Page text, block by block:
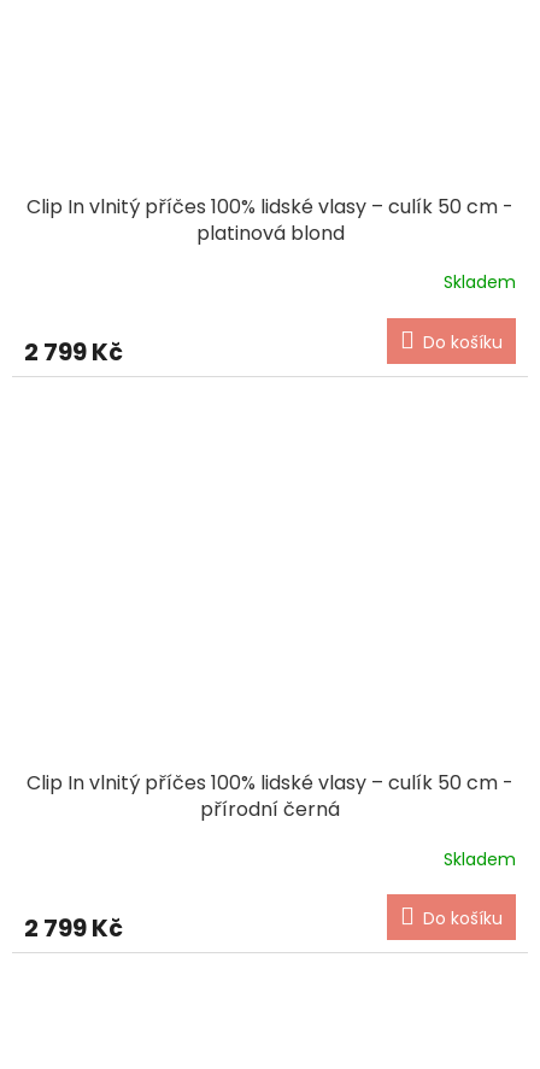
Clip In vlnitý příčes 100% lidské vlasy – culík 50 cm -
platinová blond
Skladem
2 799 Kč Do košíku
Clip In vlnitý příčes 100% lidské vlasy – culík 50 cm -
přírodní černá
Skladem
2 799 Kč Do košíku